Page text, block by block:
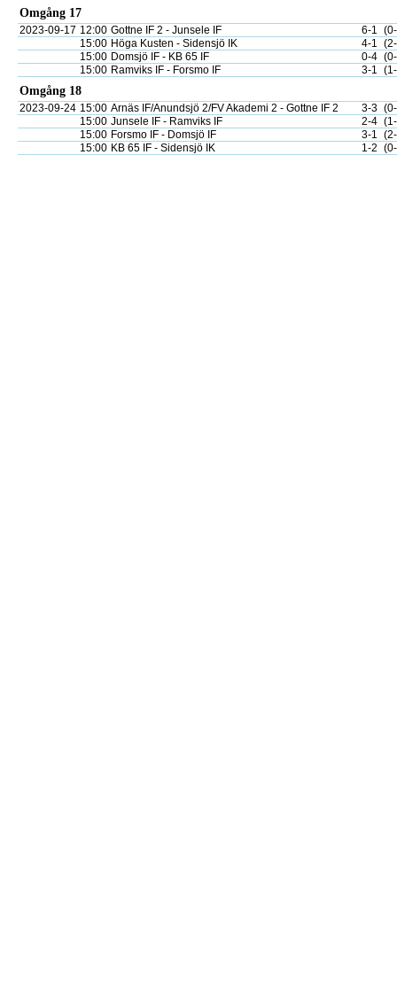
Omgång 17
2023-09-17 12:00 Gottne IF 2 - Junsele IF 6-1
15:00 Höga Kusten - Sidensjö IK 4-1
15:00 Domsjö IF - KB 65 IF 0-4
15:00 Ramviks IF - Forsmo IF 3-1
Omgång 18
2023-09-24 15:00 Arnäs IF/Anundsjö 2/FV Akademi 2 - Gottne IF 2 3-3
15:00 Junsele IF - Ramviks IF 2-4
15:00 Forsmo IF - Domsjö IF 3-1
15:00 KB 65 IF - Sidensjö IK 1-2